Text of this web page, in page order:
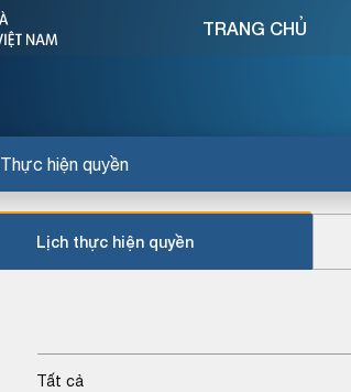
Thực hiện quyền
TRANG CHỦ
Lịch thực hiện quyền
Tất cả